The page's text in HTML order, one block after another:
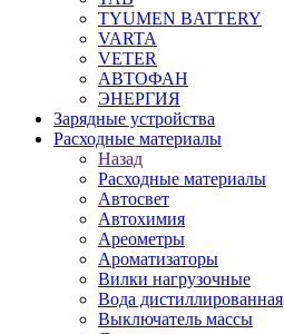
TYUMEN BATTERY
VARTA
VETER
АВТОФАН
ЭНЕРГИЯ
Зарядные устройства
Расходные материалы
Назад
Расходные материалы
Автосвет
Автохимия
Ареометры
Ароматизаторы
Вилки нагрузочные
Вода дистиллированная
Выключатель массы